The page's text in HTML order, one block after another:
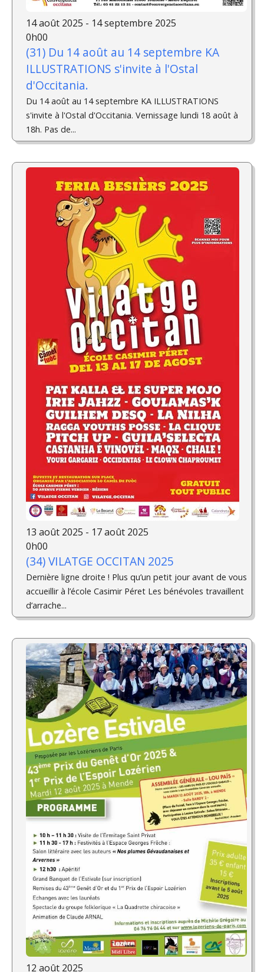
14 août 2025 - 14 septembre 2025
0h00
(31) Du 14 août au 14 septembre KA
ILLUSTRATIONS s'invite à l'Ostal
d'Occitania.
Du 14 août au 14 septembre KA ILLUSTRATIONS
s'invite à l'Ostal d'Occitania. Vernissage lundi 18 août à
18h. Pas de...
13 août 2025 - 17 août 2025
0h00
(34) VILATGE OCCITAN 2025
Dernière ligne droite ! Plus qu’un petit jour avant de vous
accueillir à l’école Casimir Péret Les bénévoles travaillent
d’arrache...
12 août 2025